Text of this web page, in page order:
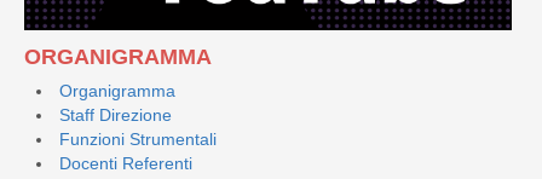
ORGANIGRAMMA
Organigramma
Staff Direzione
Funzioni Strumentali
Docenti Referenti